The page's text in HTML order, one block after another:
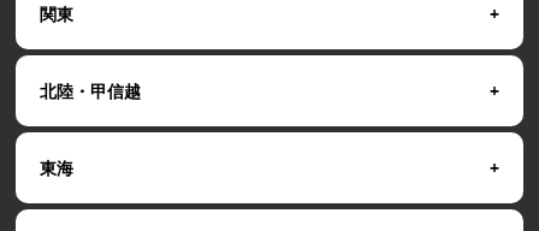
関東
北陸・甲信越
東海